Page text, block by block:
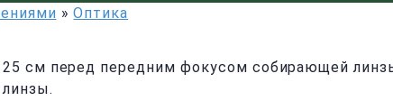
» Оптика
см перед передним фокусом собирающей